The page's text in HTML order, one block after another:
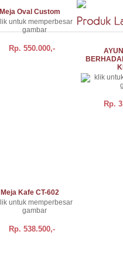
Meja Oval Custom
Rp. 550.000,-
Rp.
Meja Kafe CT-602
Rp. 538.500,-